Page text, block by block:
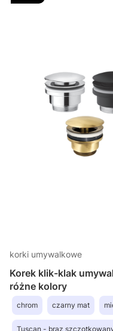
korki umywalkowe
Korek klik-klak
różne kolory
chrom czarny mat
Tuscan - brąz